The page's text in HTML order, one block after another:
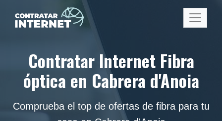
Contratar Internet Fibra
óptica en Cabrera d'Anoia
Comprueba el top de ofertas de fibra para tu